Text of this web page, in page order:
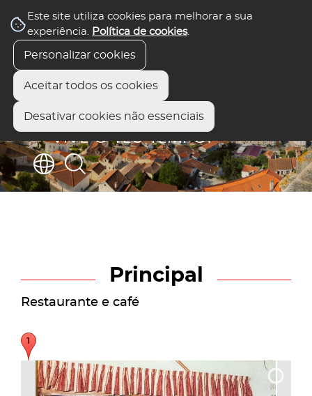
Este site utiliza cookies para melhorar a sua
experiência. Política de cookies.
Personalizar cookies
Aceitar todos os cookies
Desativar cookies não essenciais
Principal
Restaurante e café